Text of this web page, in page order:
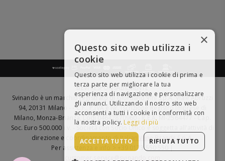
BEVI RESPONSABILMENTE
Svinando è un marchio registrato di Giordano Vini S.p.A. Viale Abruzzi
94, 20131 Milano - - C.F., P.IVA e Nr. Iscrizione Registro Imprese di
Milano, Monza-Brianza, Lodi 04642870960 - R.E.A. MI-2564477 - Cap.
Soc. Euro 500.000 i.v. - Società con Socio Unico e soggetta all'attività di
direzione e coordinamento diItalian Wine Brands S.p.A.
Per assistenza e info > +39 0173 550 550 |
customer.service@svinando.com
×
Questo sito web utilizza i
cookie
Questo sito web utilizza i cookie di prima e
terza parte per migliorare la tua
esperienza di navigazione e personalizzare
gli annunci. Utilizzando il nostro sito web
acconsenti a tutti i cookie in conformità con
la nostra policy. Leggi di più
ACCETTA TUTTO RIFIUTA TUTTO